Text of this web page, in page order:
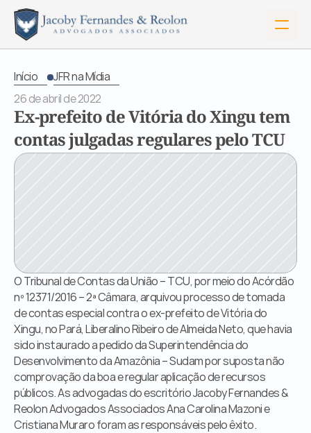
Início
Sobre Nós
Serviços
Órgãos Públicos
Livraria
Mídia
Fale Conosco
Início
JFR na Mídia
26 de abril de 2022
Ex-prefeito de Vitória do Xingu tem
contas julgadas regulares pelo TCU
O Tribunal de Contas da União – TCU, por meio do Acórdão
nº 12371/2016 – 2ª Câmara, arquivou processo de tomada
de contas especial contra o ex-prefeito de Vitória do
Xingu, no Pará, Liberalino Ribeiro de Almeida Neto, que havia
sido instaurado a pedido da Superintendência do
Desenvolvimento da Amazônia – Sudam por suposta não
comprovação da boa e regular aplicação de recursos
públicos. As advogadas do escritório Jacoby Fernandes &
Reolon Advogados Associados Ana Carolina Mazoni e
Cristiana Muraro foram as responsáveis pelo êxito.